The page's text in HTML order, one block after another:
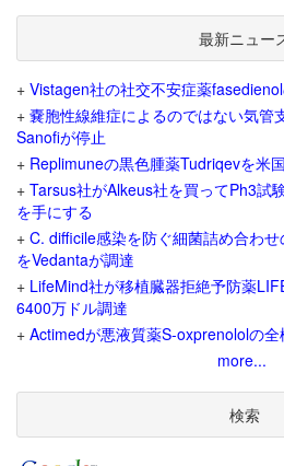
最新ニュー
+ Vistagen社の社交不安症薬
+ 嚢胞性線維症によるのではない気管
Sanofiが停止
+ Replimuneの黒色腫薬Tudriqevを米
+ Tarsus社がAlkeus社を買ってPh3試
を手にする
+ C. difficile感染を防ぐ細菌詰め合わ
をVedantaが調達
+ LifeMind社が移植臓器拒絶予防薬
6400万ドル調達
+ Actimedが悪液質薬S-oxprenololの
more...
検索